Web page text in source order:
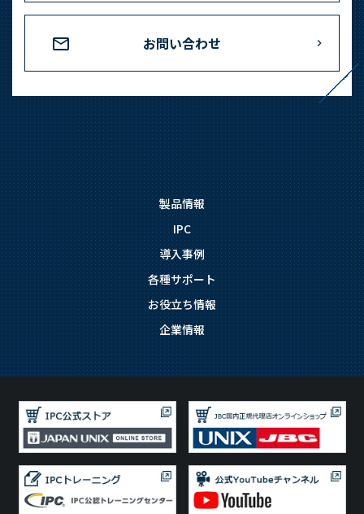
お問い合わせ
製品情報
IPC
導入事例
各種サポート
お役立ち情報
企業情報